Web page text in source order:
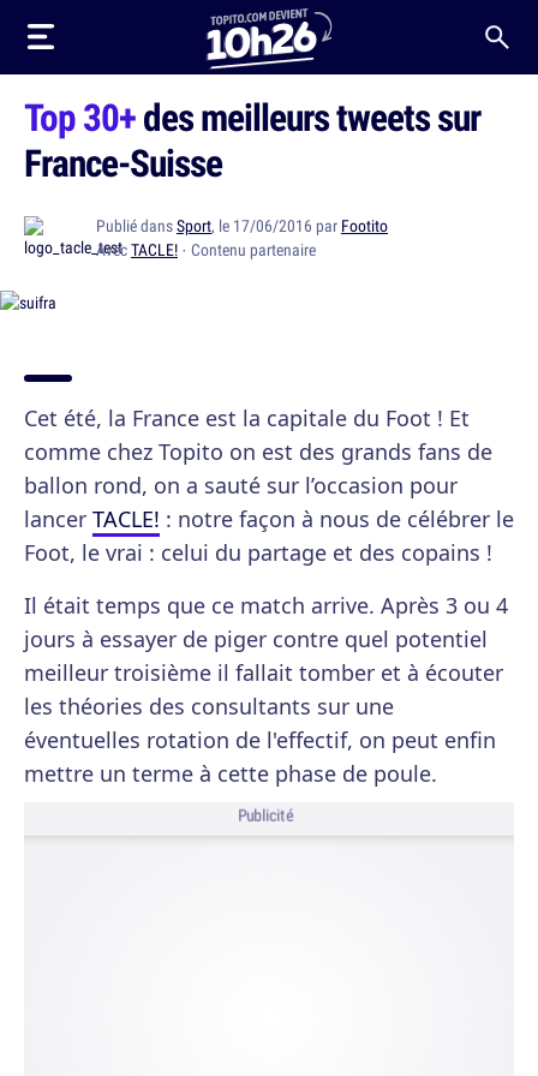
Top 30+des meilleurs tweets sur
France-Suisse
Publié dansSport, le 17/06/2016 par Footito
AvecTACLE! · Contenu partenaire
Cet été, la France est la capitale du Foot ! Et
comme chez Topito on est des grands fans de
ballon rond, on a sauté sur l’occasion pour
lancer TACLE! : notre façon à nous de célébrer le
Foot, le vrai : celui du partage et des copains !
Il était temps que ce match arrive. Après 3 ou 4
jours à essayer de piger contre quel potentiel
meilleur troisième il fallait tomber et à écouter
les théories des consultants sur une
éventuelles rotation de l'effectif, on peut enfin
mettre un terme à cette phase de poule.
Publicité